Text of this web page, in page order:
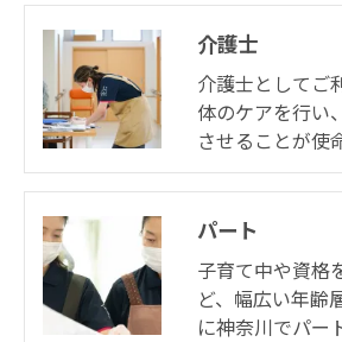
介護士
介護士としてご
体のケアを行い
させることが使
パート
子育て中や資格
ど、幅広い年齢
に神奈川でパー